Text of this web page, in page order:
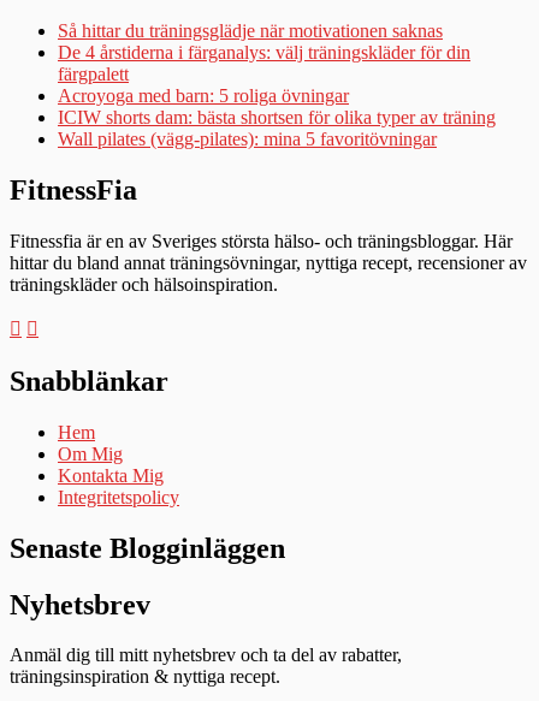
Så hittar du träningsglädje när motivationen saknas
De 4 årstiderna i färganalys: välj träningskläder för din
färgpalett
Acroyoga med barn: 5 roliga övningar
ICIW shorts dam: bästa shortsen för olika typer av träning
Wall pilates (vägg-pilates): mina 5 favoritövningar
FitnessFia
Fitnessfia är en av Sveriges största hälso- och träningsbloggar. Här
hittar du bland annat träningsövningar, nyttiga recept, recensioner av
träningskläder och hälsoinspiration.
Snabblänkar
Hem
Om Mig
Kontakta Mig
Integritetspolicy
Senaste Blogginläggen
Nyhetsbrev
Anmäl dig till mitt nyhetsbrev och ta del av rabatter,
träningsinspiration & nyttiga recept.